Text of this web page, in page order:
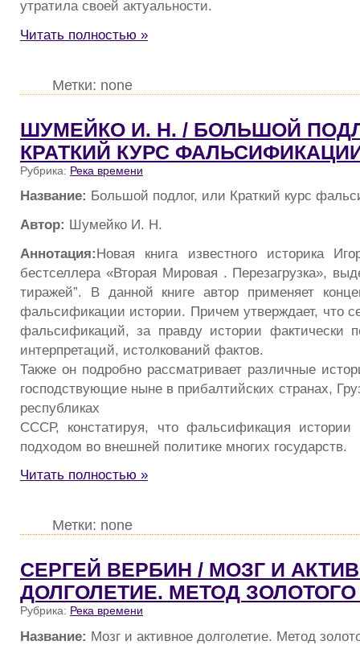
утратила своей актуальности.
Читать полностью »
Метки: none
ШУМЕЙКО И. Н. / БОЛЬШОЙ
КРАТКИЙ КУРС
Рубрика: Река времени
Название: Большой подлог, или Краткий курс
Автор: Шумейко И. Н.
Аннотация:Новая книга известного историка
бестселлера «Вторая Мировая . Перезагрузка»,
тиражей”. В данной книге автор применяет
фальсификации истории. Причем утверждает, что
фальсификаций, за правду истории фактически
интерпретаций, истолкований фактов.
Также он подробно рассматривает различные
господствующие ныне в прибалтийских странах,
республиках
СССР, констатируя, что фальсификация истории
подходом во внешней политике многих государств.
Читать полностью »
Метки: none
СЕРГЕЙ ВЕРБИН / МОЗГ И
ДОЛГОЛЕТИЕ. МЕТОД
Рубрика: Река времени
Название: Мозг и активное долголетие. Метод